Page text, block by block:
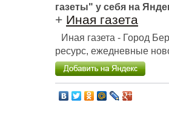
газеты" у себя на
+ Иная газета
Иная газета - Город
ресурс, ежедневные